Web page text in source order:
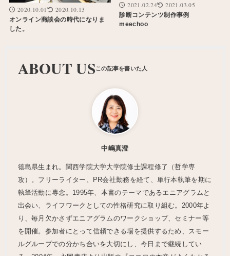
2020.10.01 2020.10.13
オンライン商談会の時代になりま
した。
2021.02.24 2021.03.05
診断コンテンツ制作事例
meechoo
ABOUT US
中嶋真澄
徳島県生まれ。関西学院大学大学院修士課程修了（哲学専
攻）。フリーライター、PR会社勤務を経て、単行本執筆を期に
執筆活動に専念。1995年、本書のテーマであるエニアグラムと
出会い、ライフワークとしての性格研究に取り組む。2000年よ
り、毎月欠かさずエニアグラムのワークショップ、セミナー等
を開催。参加者にとって信頼できる場を提供するため、スモー
ルグループでの分かち合いを大切にし、今日まで継続してい